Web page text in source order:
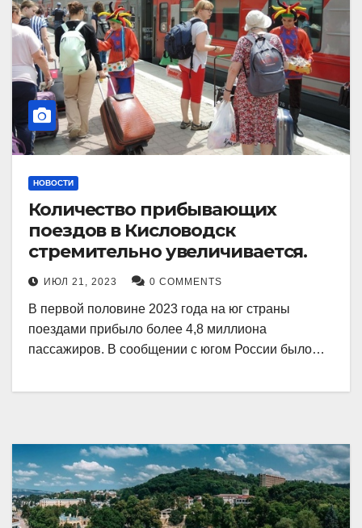
НОВОСТИ
Количество прибывающих
поездов в Кисловодск
стремительно увеличивается.
ИЮЛ 21, 2023 0 COMMENTS
В первой половине 2023 года на юг страны
поездами прибыло более 4,8 миллиона
пассажиров. В сообщении с югом России было…